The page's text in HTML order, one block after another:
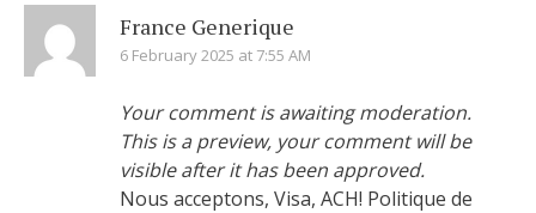
France Generique
6 February 2025 at 7:55 AM
Your comment is awaiting moderation.
This is a preview, your comment will be
visible after it has been approved.
Nous acceptons, Visa, ACH! Politique de